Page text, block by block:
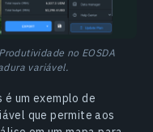
no EOSDA
variável.
um exemplo de
que permite aos